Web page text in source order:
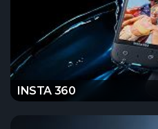
INSTA 360